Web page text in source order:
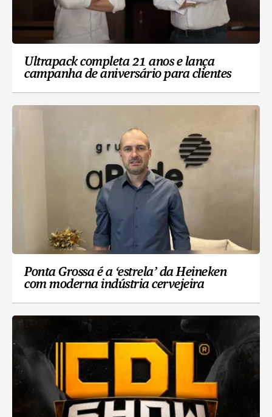
Ultrapack completa 21 anos e lança
campanha de aniversário para clientes
Ponta Grossa é a ‘estrela’ da Heineken
com moderna indústria cervejeira